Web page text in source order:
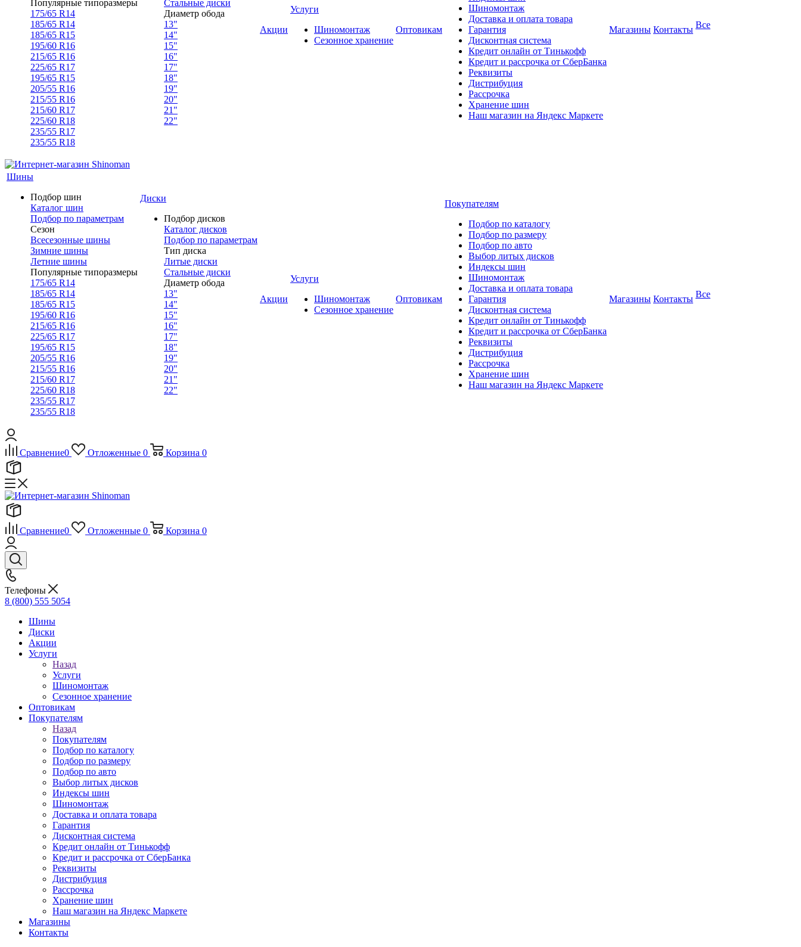
Популярные типоразмеры
175/65 R14
185/65 R14
185/65 R15
195/60 R16
215/65 R16
225/65 R17
195/65 R15
205/55 R16
215/55 R16
215/60 R17
225/60 R18
235/55 R17
235/55 R18
Стальные диски
Диаметр обода
13"
14"
15"
16"
17"
18"
19"
20"
21"
22"
Акции
Услуги
Шиномонтаж
Сезонное хранение
Оптовикам
Шиномонтаж
Доставка и оплата товара
Гарантия
Дисконтная система
Кредит онлайн от Тинькофф
Кредит и рассрочка от СберБанка
Реквизиты
Дистрибуция
Рассрочка
Хранение шин
Наш магазин на Яндекс Маркете
Магазины Контакты Все
Шины
Подбор шин
Каталог шин
Подбор по параметрам
Сезон
Всесезонные шины
Зимние шины
Летние шины
Популярные типоразмеры
175/65 R14
185/65 R14
185/65 R15
195/60 R16
215/65 R16
225/65 R17
195/65 R15
205/55 R16
215/55 R16
215/60 R17
225/60 R18
235/55 R17
235/55 R18
Диски
Подбор дисков
Каталог дисков
Подбор по параметрам
Тип диска
Литые диски
Стальные диски
Диаметр обода
13"
14"
15"
16"
17"
18"
19"
20"
21"
22"
Акции
Услуги
Шиномонтаж
Сезонное хранение
Оптовикам
Покупателям
Подбор по каталогу
Подбор по размеру
Подбор по авто
Выбор литых дисков
Индексы шин
Шиномонтаж
Доставка и оплата товара
Гарантия
Дисконтная система
Кредит онлайн от Тинькофф
Кредит и рассрочка от СберБанка
Реквизиты
Дистрибуция
Рассрочка
Хранение шин
Наш магазин на Яндекс Маркете
Магазины Контакты Все
Сравнение0 Отложенные 0 Корзина 0
Сравнение0 Отложенные 0 Корзина 0
Телефоны
8 (800) 555 5054
Шины
Диски
Акции
Услуги
Назад
Услуги
Шиномонтаж
Сезонное хранение
Оптовикам
Покупателям
Назад
Покупателям
Подбор по каталогу
Подбор по размеру
Подбор по авто
Выбор литых дисков
Индексы шин
Шиномонтаж
Доставка и оплата товара
Гарантия
Дисконтная система
Кредит онлайн от Тинькофф
Кредит и рассрочка от СберБанка
Реквизиты
Дистрибуция
Рассрочка
Хранение шин
Наш магазин на Яндекс Маркете
Магазины
Контакты